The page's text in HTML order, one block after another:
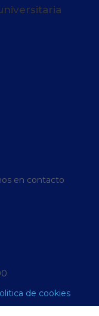
en contacto
de cookies